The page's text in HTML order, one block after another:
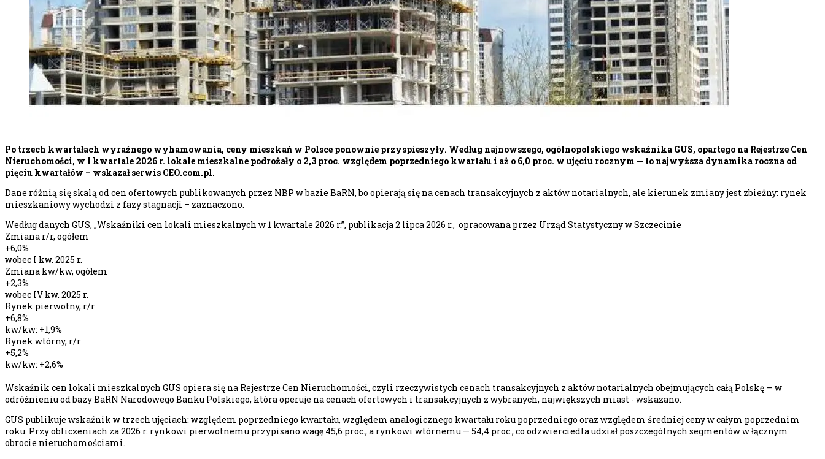
Po trzech kwartałach wyraźnego wyhamowania, ceny mieszkań w Polsce ponownie przyspieszyły. Według najnowszego, ogólnopolskiego wskaźnika GUS, opartego na Rejestrze Cen
Nieruchomości, w I kwartale 2026 r. lokale mieszkalne podrożały o 2,3 proc. względem poprzedniego kwartału i aż o 6,0 proc. w ujęciu rocznym — to najwyższa dynamika roczna od
pięciu kwartałów – wskazał serwis CEO.com.pl.
Dane różnią się skalą od cen ofertowych publikowanych przez NBP w bazie BaRN, bo opierają się na cenach transakcyjnych z aktów notarialnych, ale kierunek zmiany jest zbieżny: rynek
mieszkaniowy wychodzi z fazy stagnacji – zaznaczono.
Według danych GUS, „Wskaźniki cen lokali mieszkalnych w 1 kwartale 2026 r.”, publikacja 2 lipca 2026 r., opracowana przez Urząd Statystyczny w Szczecinie
Zmiana r/r, ogółem
+6,0%
wobec I kw. 2025 r.
Zmiana kw/kw, ogółem
+2,3%
wobec IV kw. 2025 r.
Rynek pierwotny, r/r
+6,8%
kw/kw: +1,9%
Rynek wtórny, r/r
+5,2%
kw/kw: +2,6%
Wskaźnik cen lokali mieszkalnych GUS opiera się na Rejestrze Cen Nieruchomości, czyli rzeczywistych cenach transakcyjnych z aktów notarialnych obejmujących całą Polskę — w
odróżnieniu od bazy BaRN Narodowego Banku Polskiego, która operuje na cenach ofertowych i transakcyjnych z wybranych, największych miast - wskazano.
GUS publikuje wskaźnik w trzech ujęciach: względem poprzedniego kwartału, względem analogicznego kwartału roku poprzedniego oraz względem średniej ceny w całym poprzednim
roku. Przy obliczeniach za 2026 r. rynkowi pierwotnemu przypisano wagę 45,6 proc., a rynkowi wtórnemu — 54,4 proc., co odzwierciedla udział poszczególnych segmentów w łącznym
obrocie nieruchomościami.